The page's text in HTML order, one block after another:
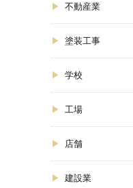
不動産業
塗装工事
学校
工場
店舗
建設業